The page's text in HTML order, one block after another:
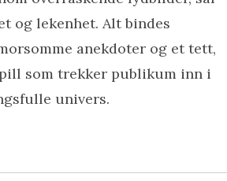
og lekenhet. Alt bindes
anekdoter og et tett,
som trekker publikum inn i
univers.